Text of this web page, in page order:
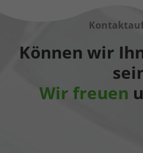
Können wir
Wir freuen